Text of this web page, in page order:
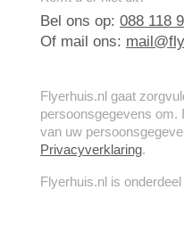
Bel ons op: 088 118
Of mail ons:
Flyerhuis.nl gaat
persoonsgegevens om.
van uw
Privacyverklaring.
Flyerhuis.nl is